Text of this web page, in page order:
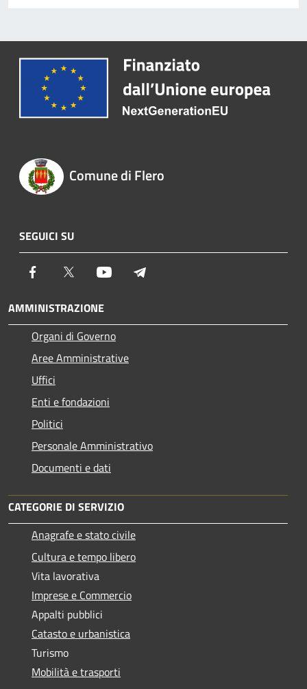
Comune di Flero
SEGUICI SU
Facebook Twitter Youtube
AMMINISTRAZIONE
Organi di Governo
Aree Amministrative
Uffici
Enti e fondazioni
Politici
Personale Amministrativo
Documenti e dati
CATEGORIE DI SERVIZIO
Anagrafe e stato civile
Cultura e tempo libero
Vita lavorativa
Imprese e Commercio
Appalti pubblici
Catasto e urbanistica
Turismo
Mobilità e trasporti